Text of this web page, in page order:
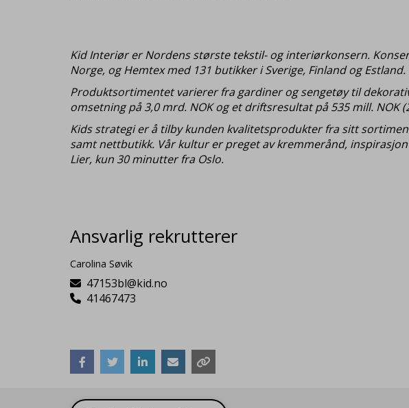
Kid Interiør er Nordens største tekstil- og interiørkonsern.
Norge, og Hemtex med 131 butikker i Sverige, Finland og
Produktsortimentet varierer fra gardiner og sengetøy til
omsetning på 3,0 mrd. NOK og et driftsresultat på 535 mill. NOK
Kids strategi er å tilby kunden kvalitetsprodukter fra sitt
samt nettbutikk. Vår kultur er preget av kremmerånd,
Lier, kun 30 minutter fra Oslo.
Ansvarlig rekrutterer
Carolina Søvik
47153bl@kid.no
41467473